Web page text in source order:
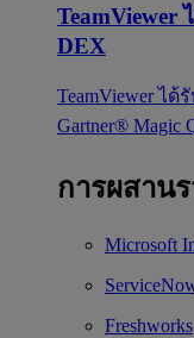
TeamViewer
DEX
TeamViewer ไ
Gartner® Magic
การผสาน
Microsoft
Freshworks